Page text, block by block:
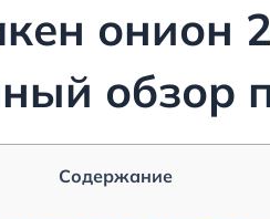
онион
обзор
Содержание